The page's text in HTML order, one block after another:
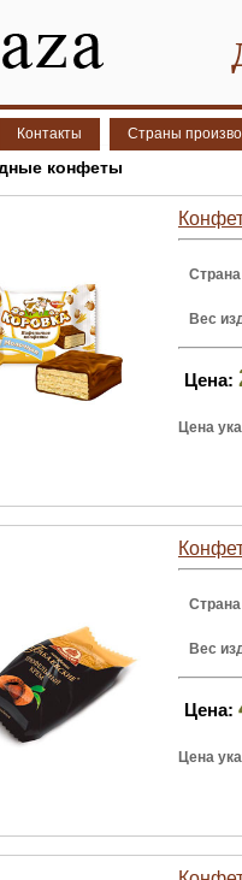
Контакты Страны
конфеты
Вес
Цена:
Цена
Вес
Цена:
Цена